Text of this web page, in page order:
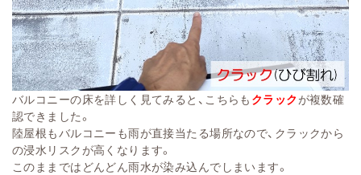
バルコニーの床を詳しく見てみると、こちらも クラック が複数確
認できました。
陸屋根もバルコニーも雨が直接当たる場所なので、クラックから
の浸水リスクが高くなります。
このままではどんどん雨水が染み込んでしまいます。